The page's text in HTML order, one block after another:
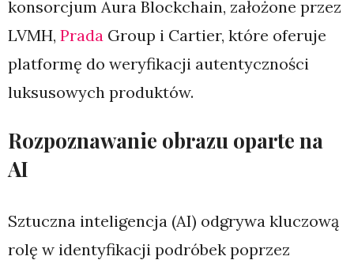
konsorcjum Aura Blockchain, założone przez
LVMH, Prada Group i Cartier, które oferuje
platformę do weryfikacji autentyczności
luksusowych produktów.
Rozpoznawanie obrazu oparte na
AI
Sztuczna inteligencja (AI) odgrywa kluczową
rolę w identyfikacji podróbek poprzez